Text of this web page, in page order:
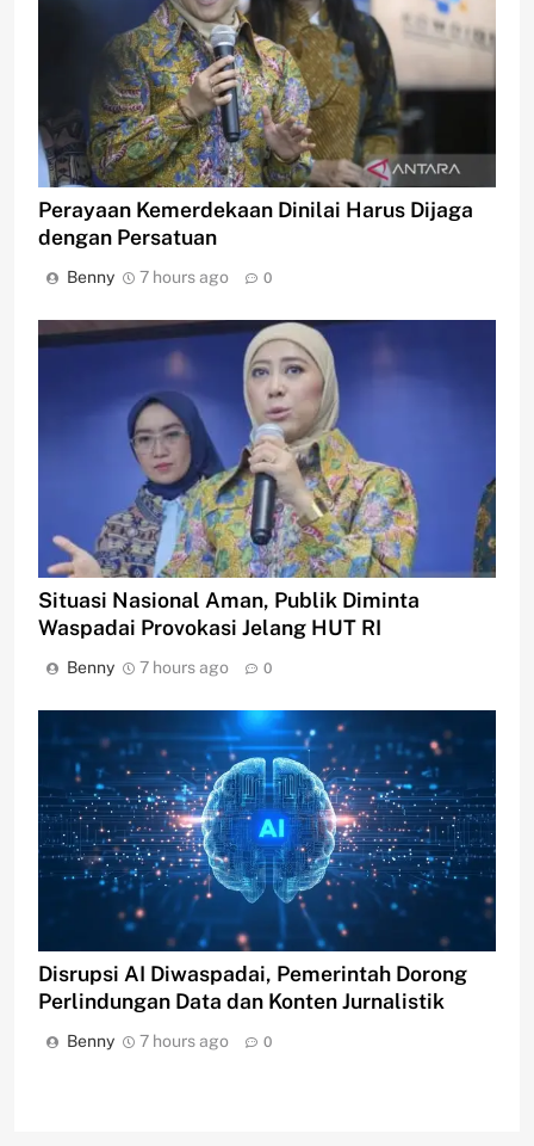
Perayaan Kemerdekaan Dinilai Harus Dijaga
dengan Persatuan
Benny 7 hours ago 0
Situasi Nasional Aman, Publik Diminta
Waspadai Provokasi Jelang HUT RI
Benny 7 hours ago 0
Disrupsi AI Diwaspadai, Pemerintah Dorong
Perlindungan Data dan Konten Jurnalistik
Benny 7 hours ago 0